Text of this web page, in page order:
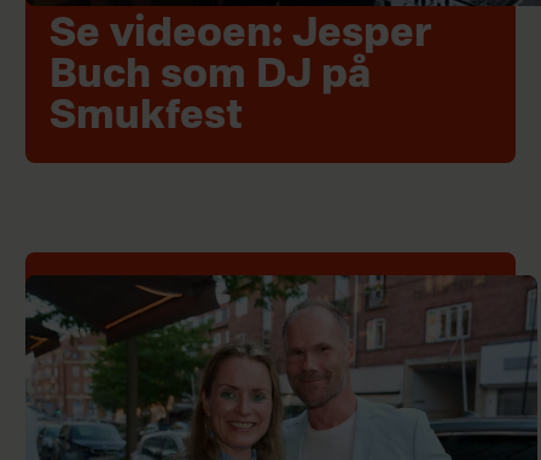
Se videoen: Jesper
Buch som DJ på
Smukfest